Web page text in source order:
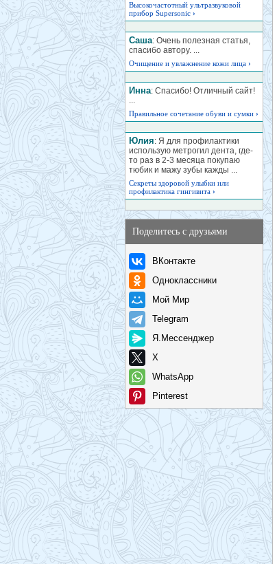
Высокочастотный ультразвуковой
прибор Supersonic ›
Саша: Очень полезная статья,
спасибо автору. ...
Очищение и увлажнение кожи лица ›
Инна: Спасибо! Отличный сайт!
...
Правильное сочетание обуви и сумки ›
Юлия: Я для профилактики
использую метрогил дента, где-
то раз в 2-3 месяца покупаю
тюбик и мажу зубы кажды ...
Секреты здоровой улыбки или
профилактика гингивита ›
Поделитесь с друзьями
ВКонтакте
Одноклассники
Мой Мир
Telegram
Я.Мессенджер
X
WhatsApp
Pinterest